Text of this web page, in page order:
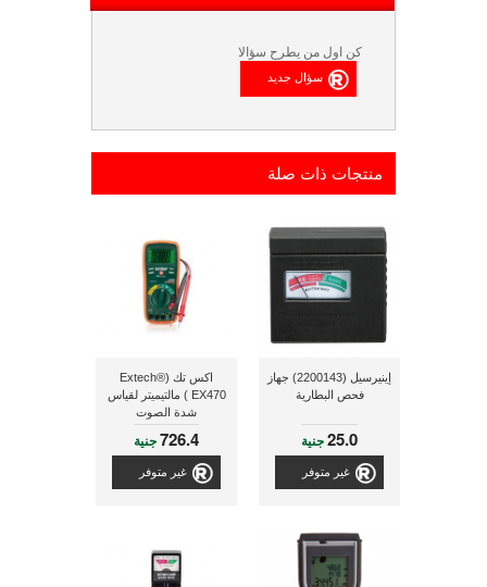
كن اول من يطرح سؤالا
منتجات ذات صلة
إينيرسيل (2200143) جهاز
فحص البطارية
25.0جنية
غير متوفر
اكس تك (Extech®
EX470 ) مالتيميتر لقياس
شدة الصوت
726.4جنية
غير متوفر